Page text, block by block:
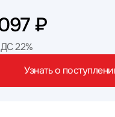
₽
22%
Узнать о